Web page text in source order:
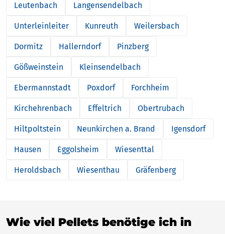
Leutenbach Langensendelbach
Unterleinleiter Kunreuth Weilersbach
Dormitz Hallerndorf Pinzberg
Gößweinstein Kleinsendelbach
Ebermannstadt Poxdorf Forchheim
Kirchehrenbach Effeltrich Obertrubach
Hiltpoltstein Neunkirchen a. Brand Igensdorf
Hausen Eggolsheim Wiesenttal
Heroldsbach Wiesenthau Gräfenberg
Wie viel Pellets benötige ich in